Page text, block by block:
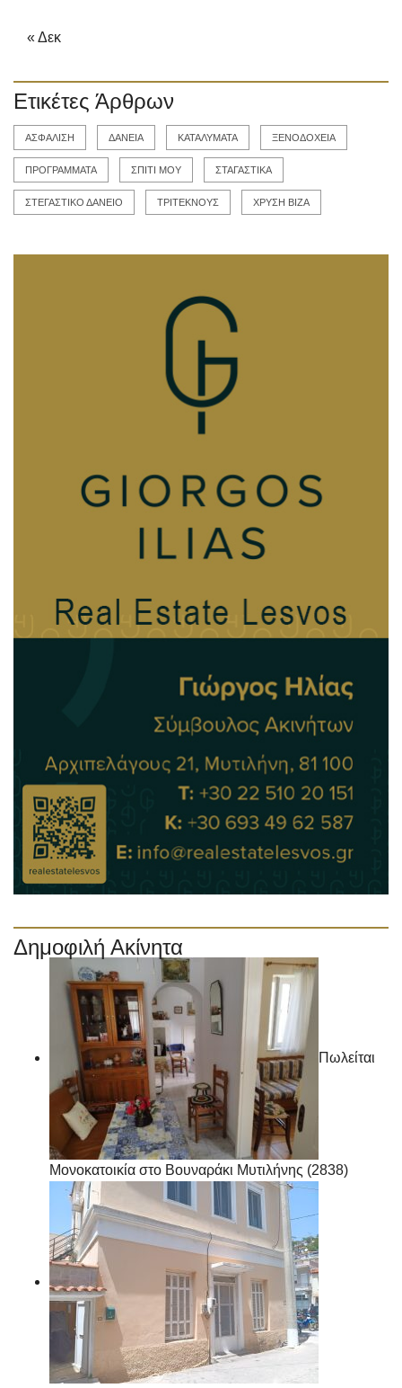
« Δεκ
Ετικέτες Άρθρων
ΑΣΦΑΛΙΣΗ ΔΑΝΕΙΑ ΚΑΤΑΛΥΜΑΤΑ ΞΕΝΟΔΟΧΕΙΑ
ΠΡΟΓΡΑΜΜΑΤΑ ΣΠΙΤΙ ΜΟΥ ΣΤΑΓΑΣΤΙΚΑ
ΣΤΕΓΑΣΤΙΚΟ ΔΑΝΕΙΟ ΤΡΙΤΕΚΝΟΥΣ ΧΡΥΣΗ ΒΙΖΑ
Δημοφιλή Ακίνητα
Πωλείται
Μονοκατοικία στο Βουναράκι Μυτιλήνης (2838)